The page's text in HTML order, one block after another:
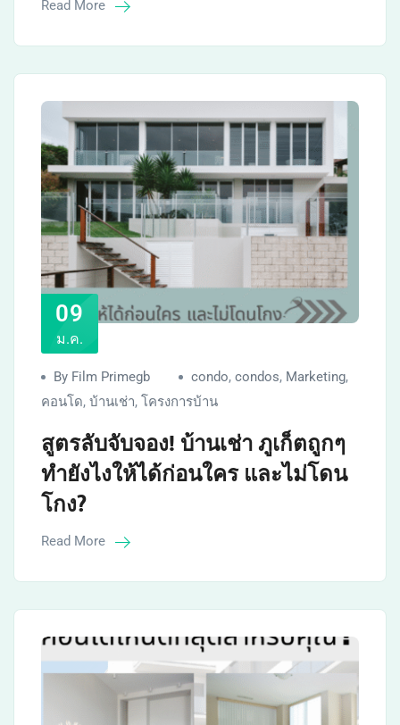
Read More
09
ม.ค.
By Film Primegb condo, condos, Marketing,
คอนโด, บ้านเช่า, โครงการบ้าน
สูตรลับจับจอง! บ้านเช่า ภูเก็ตถูกๆ
ทำยังไงให้ได้ก่อนใคร และไม่โดน
โกง?
Read More